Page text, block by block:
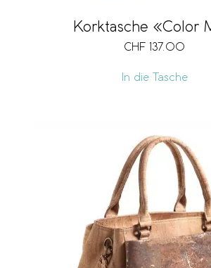
Korktasche «Color
CHF 137.00
In die Tasche